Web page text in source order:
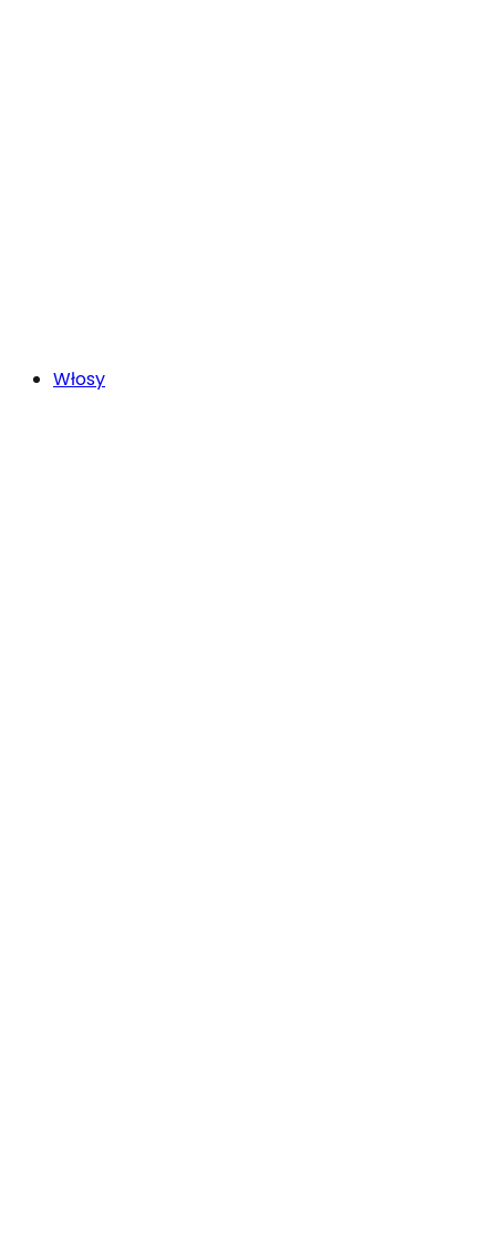
Włosy